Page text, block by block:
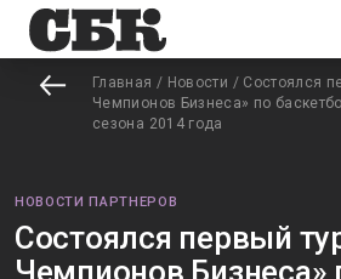
Главная / Новости / Состоялся
Чемпионов Бизнеса» по
сезона 2014 года
НОВОСТИ ПАРТНЕРОВ
Состоялся первый
Чемпионов Бизнеса»